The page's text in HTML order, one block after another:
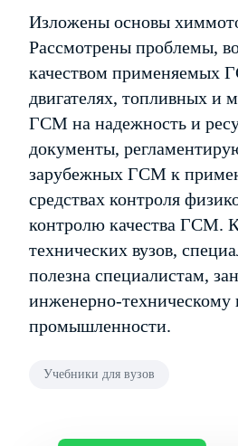
Изложены основы
Рассмотрены проблемы,
качеством применяемых
двигателях, топливных и
ГСМ на надежность и
документы,
зарубежных ГСМ к
средствах контроля
контролю качества ГСМ.
технических вузов,
полезна специалистам,
инженерно-техническому
промышленности.
Учебники для вузов